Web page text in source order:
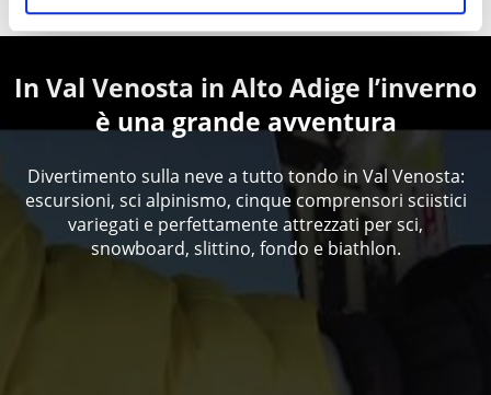
VAL VENOSTA
In Val Venosta in Alto Adige l’inverno
è una grande avventura
Divertimento sulla neve a tutto tondo in Val Venosta:
escursioni, sci alpinismo, cinque comprensori sciistici
variegati e perfettamente attrezzati per sci,
snowboard, slittino, fondo e biathlon.